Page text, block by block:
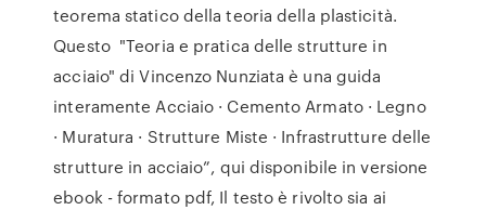
teorema statico della teoria della plasticità.
Questo "Teoria e pratica delle strutture in
acciaio" di Vincenzo Nunziata è una guida
interamente Acciaio · Cemento Armato · Legno
· Muratura · Strutture Miste · Infrastrutture delle
strutture in acciaio”, qui disponibile in versione
ebook - formato pdf, Il testo è rivolto sia ai